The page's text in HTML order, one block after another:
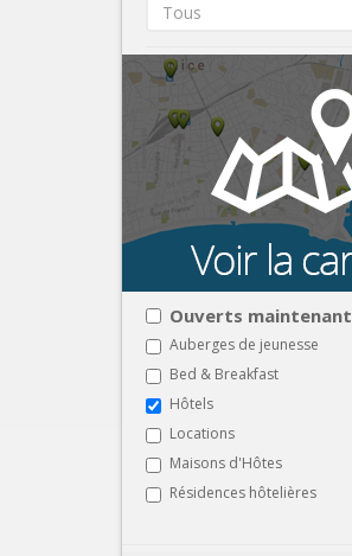
Tous
Ouverts maintenant
Auberges de jeunesse
Bed & Breakfast
Hôtels
Locations
Maisons d'Hôtes
Résidences hôtelières